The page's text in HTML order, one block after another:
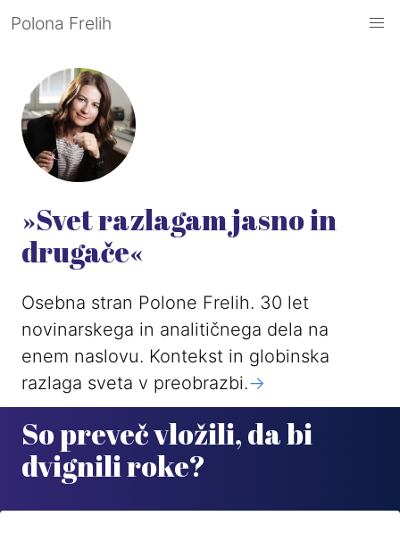
Polona Frelih
»Svet razlagam jasno in
drugače«
Osebna stran Polone Frelih. 30 let
novinarskega in analitičnega dela na
enem naslovu. Kontekst in globinska
razlaga sveta v preobrazbi.->
So preveč vložili, da bi
dvignili roke?